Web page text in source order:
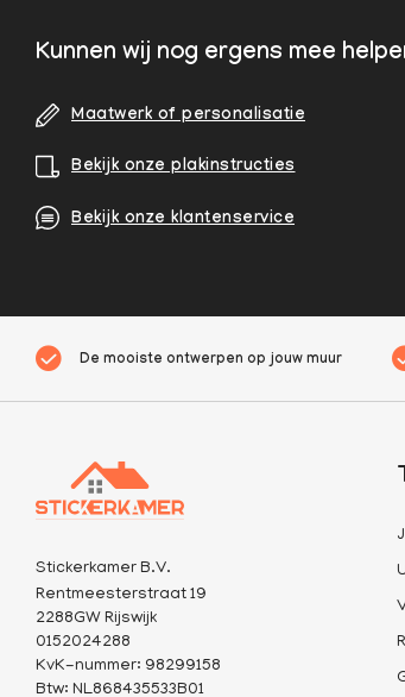
Kunnen wij nog ergens mee
Maatwerk of personalisatie
Bekijk onze plakinstructies
Bekijk onze klantenservice
De mooiste ontwerpen op jouw muur
Stickerkamer B.V.
Rentmeesterstraat 19
2288GW Rijswijk
0152024288
KvK-nummer: 98299158
Btw: NL868435533B01